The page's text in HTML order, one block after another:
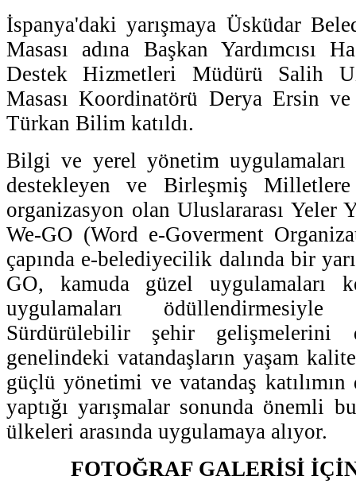
İspanya'daki yarışmaya Üsküdar
Masası adına Başkan Yardımcısı
Destek Hizmetleri Müdürü Salih
Masası Koordinatörü Derya Ersin
Türkan Bilim katıldı.
Bilgi ve yerel yönetim
destekleyen ve Birleşmiş
organizasyon olan Uluslararası Yeler
We-GO (Word e-Goverment
çapında e-belediyecilik dalında bir
GO, kamuda güzel uygulamaları
uygulamaları
Sürdürülebilir şehir gelişmelerini
genelindeki vatandaşların yaşam
güçlü yönetimi ve vatandaş katılımın
yaptığı yarışmalar sonunda önemli
ülkeleri arasında uygulamaya alıyor.
FOTOĞRAF GALERİSİ